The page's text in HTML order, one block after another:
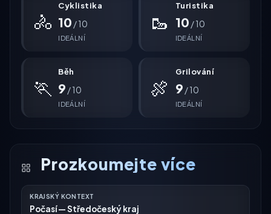
🚴
Cyklistika
10 / 10
IDEÁLNÍ
🥾
Turistika
10 / 10
IDEÁLNÍ
🏃
Běh
9 / 10
IDEÁLNÍ
🍖
Grilování
9 / 10
IDEÁLNÍ
Prozkoumejte více
KRAJSKÝ KONTEXT
Počasí — Středočeský kraj